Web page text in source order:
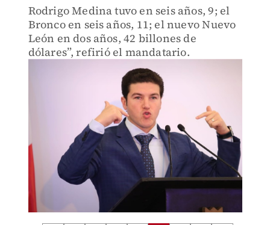
Rodrigo Medina tuvo en seis años, 9; el
Bronco en seis años, 11; el nuevo Nuevo
León en dos años, 42 billones de
dólares”, refirió el mandatario.